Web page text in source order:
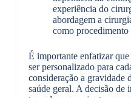
experiência do
abordagem a
como
É importante enfatizar
ser personalizado para
consideração a gravidade
saúde geral. A decisão de